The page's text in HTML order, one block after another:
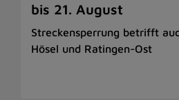
bis 21. August
Streckensperrung betrifft
Hösel und Ratingen-Ost